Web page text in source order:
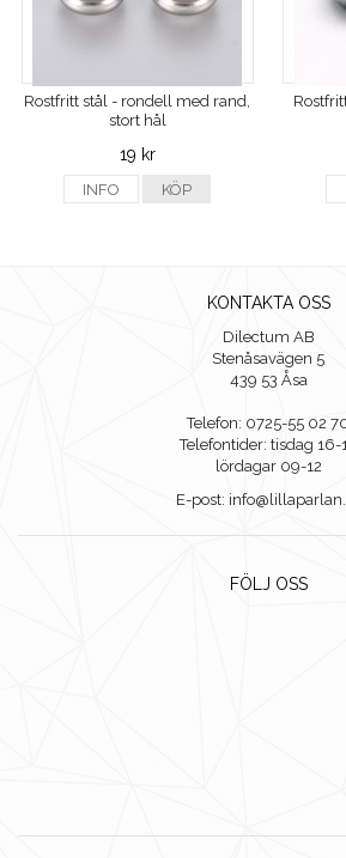
Rostfritt stål - rondell med rand,
stort hål
19 kr
INFO KÖP
KONTAKTA OSS
Dilectum AB
Stenåsavägen 5
439 53 Åsa
Telefon: 0725-55 02
Telefontider: tisdag 16-
lördagar 09-12
E-post:
FÖLJ OSS